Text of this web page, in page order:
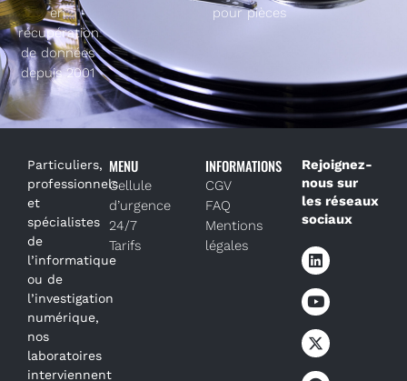
en
récupération
de données
depuis 2001
pour pièces
Particuliers,
professionnels
et
spécialistes
de
l’informatique
ou de
l’investigation
numérique,
nos
laboratoires
interviennent
MENU
Cellule
d’urgence
24/7
Tarifs
INFORMATIONS
CGV
FAQ
Mentions
légales
Rejoignez-
nous sur
les réseaux
sociaux